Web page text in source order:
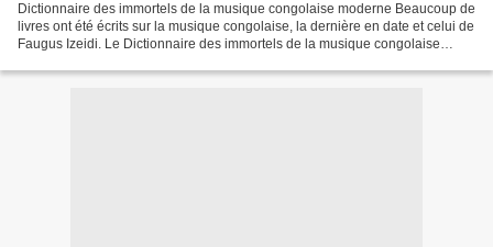
Dictionnaire des immortels de la musique congolaise moderne Beaucoup de
livres ont été écrits sur la musique congolaise, la dernière en date et celui de
Faugus Izeidi. Le Dictionnaire des immortels de la musique congolaise